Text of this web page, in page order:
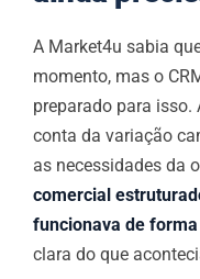
A Market4u sabia
momento, mas o
preparado para isso.
conta da variação
as necessidades da
comercial
funcionava de
clara do que